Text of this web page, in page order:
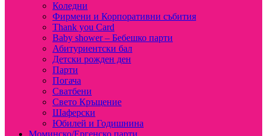
Коледни
Фирмени и Корпоративни събития
Thank you Card
Baby shower – Бебешко парти
Абитуриентски бал
Детски рожден ден
Парти
Погача
Сватбени
Свето Кръщение
Шаферски
Юбилей и Годишнина